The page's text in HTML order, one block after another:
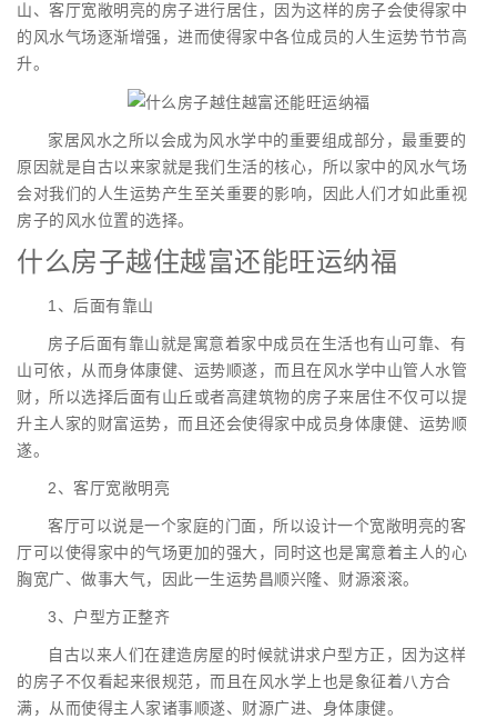
山、客厅宽敞明亮的房子进行居住，因为这样的房子会使得家中
的风水气场逐渐增强，进而使得家中各位成员的人生运势节节高
升。
家居风水之所以会成为风水学中的重要组成部分，最重要的
原因就是自古以来家就是我们生活的核心，所以家中的风水气场
会对我们的人生运势产生至关重要的影响，因此人们才如此重视
房子的风水位置的选择。
什么房子越住越富还能旺运纳福
1、后面有靠山
房子后面有靠山就是寓意着家中成员在生活也有山可靠、有
山可依，从而身体康健、运势顺遂，而且在风水学中山管人水管
财，所以选择后面有山丘或者高建筑物的房子来居住不仅可以提
升主人家的财富运势，而且还会使得家中成员身体康健、运势顺
遂。
2、客厅宽敞明亮
客厅可以说是一个家庭的门面，所以设计一个宽敞明亮的客
厅可以使得家中的气场更加的强大，同时这也是寓意着主人的心
胸宽广、做事大气，因此一生运势昌顺兴隆、财源滚滚。
3、户型方正整齐
自古以来人们在建造房屋的时候就讲求户型方正，因为这样
的房子不仅看起来很规范，而且在风水学上也是象征着八方合
满，从而使得主人家诸事顺遂、财源广进、身体康健。